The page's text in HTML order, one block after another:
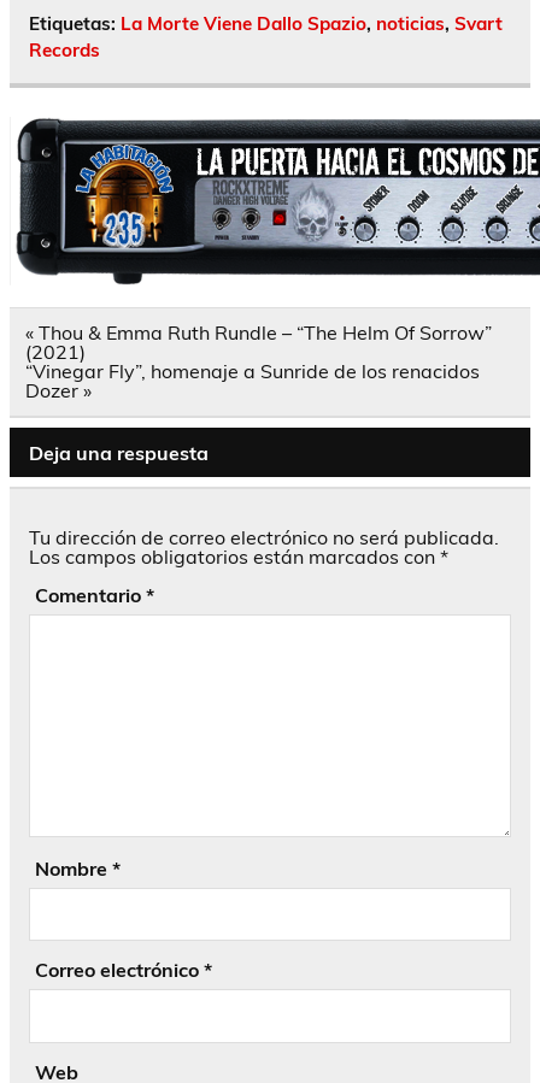
Etiquetas: La Morte Viene Dallo Spazio, noticias, Svart
Records
Navegación
de
entradas
« Thou & Emma Ruth Rundle – “The Helm Of Sorrow”
(2021)
“Vinegar Fly”, homenaje a Sunride de los renacidos
Dozer »
Deja una respuesta
Tu dirección de correo electrónico no será publicada.
Los campos obligatorios están marcados con *
Comentario *
Nombre *
Correo electrónico *
Web